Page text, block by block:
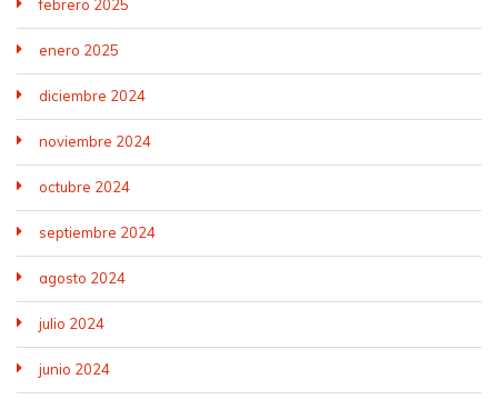
febrero 2025
enero 2025
diciembre 2024
noviembre 2024
octubre 2024
septiembre 2024
agosto 2024
julio 2024
junio 2024